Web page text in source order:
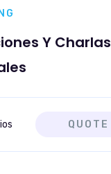
Y Charlas
QUOTE